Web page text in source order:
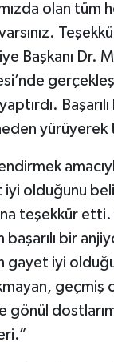
olan tüm
Başkanı Dr.
iyi olduğunu
teşekkür
bir
gayet iyi
geçmiş
gönül